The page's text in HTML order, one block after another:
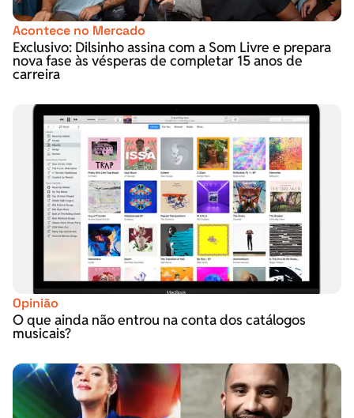
Acontece no Mercado
Exclusivo: Dilsinho assina com a Som Livre e prepara
nova fase às vésperas de completar 15 anos de
carreira
Opinião
O que ainda não entrou na conta dos catálogos
musicais?